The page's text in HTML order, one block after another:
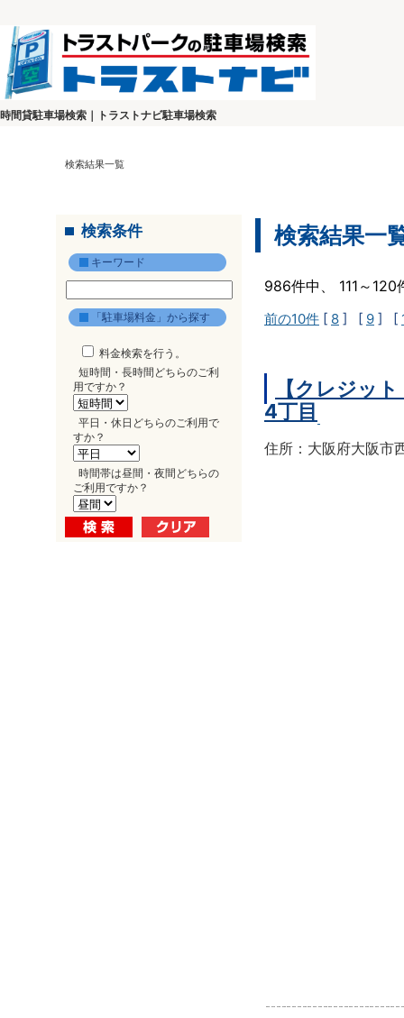
時間貸駐車場検索｜トラストナビ駐車場検索
検索結果一覧
検索条件
キーワード
「駐車場料金」から探す
料金検索を行う。
短時間・長時間どちらのご利
用ですか？
平日・休日どちらのご利用で
すか？
時間帯は昼間・夜間どちらの
ご利用ですか？
検索結果一
986件中、 111～
前の10件 [ 8 ] [ 9 ] [
【クレジッ
4丁目
住所：大阪府大阪市